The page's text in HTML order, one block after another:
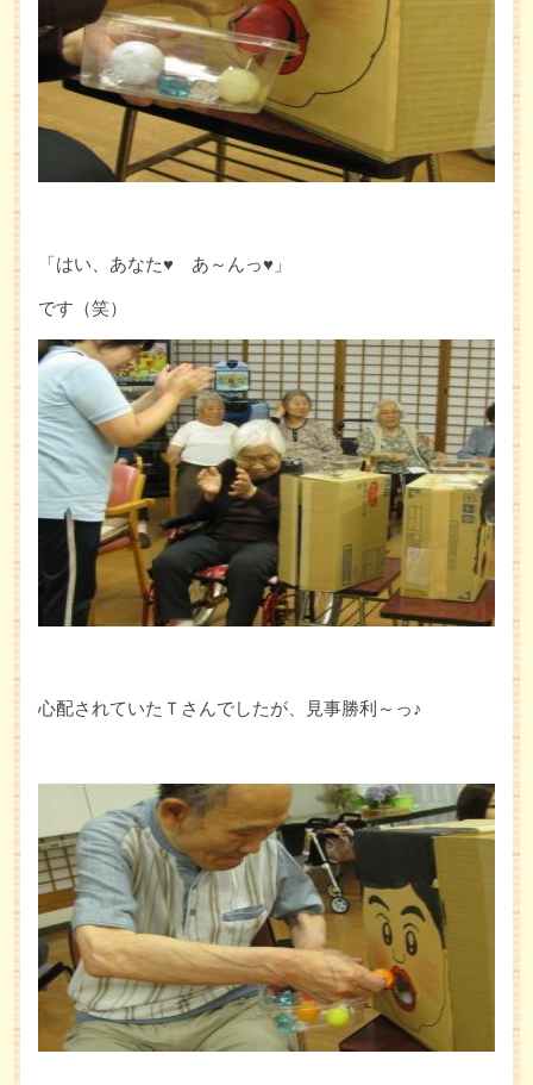
「はい、あなた♥ あ～んっ♥」
です（笑）
心配されていたＴさんでしたが、見事勝利～っ♪